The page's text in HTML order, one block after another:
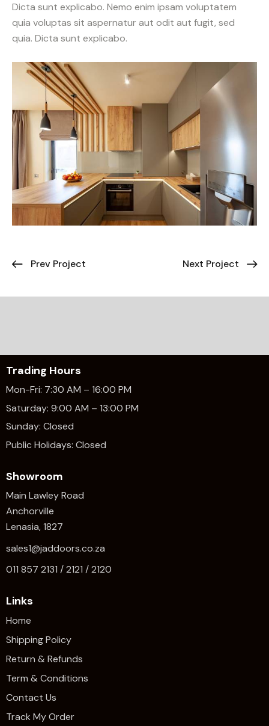
Dicta sunt explicabo. Nemo enim ipsam voluptatem
quia voluptas sit aspernatur aut odit aut fugit, sed
quia. Dicta sunt explicabo.
Prev Project Next Project
Trading Hours
Mon-Fri: 7:30 AM – 16:00 PM
Saturday: 9:00 AM – 13:00 PM
Sunday: Closed
Public Holidays: Closed
Showroom
Main Lawley Road
Anchorville
Lenasia, 1827
sales1@jaddoors.co.za
011 857 2131 / 2121 / 2120
Links
Home
Shipping Policy
Return & Refunds
Term & Conditions
Contact Us
Track My Order